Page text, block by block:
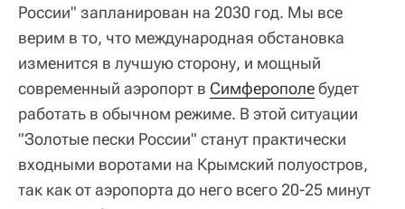
России" запланирован на 2030 год. Мы все
верим в то, что международная обстановка
изменится в лучшую сторону, и мощный
современный аэропорт в Симферополебудет
работать в обычном режиме. В этой ситуации
"Золотые пески России" станут практически
входными воротами на Крымский полуостров,
так как от аэропорта до него всего 20-25 минут